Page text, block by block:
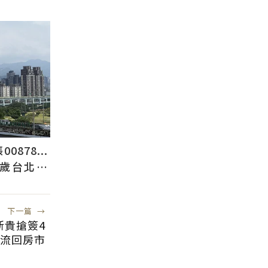
00878...
台北人
下一篇 →
貴搶簽4
回房市